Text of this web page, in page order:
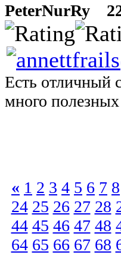
PeterNurRy
Есть отличный
много полезных
« 1 2 3 4 5 6 7 8
24 25 26 27 28
44 45 46 47 48
64 65 66 67 68